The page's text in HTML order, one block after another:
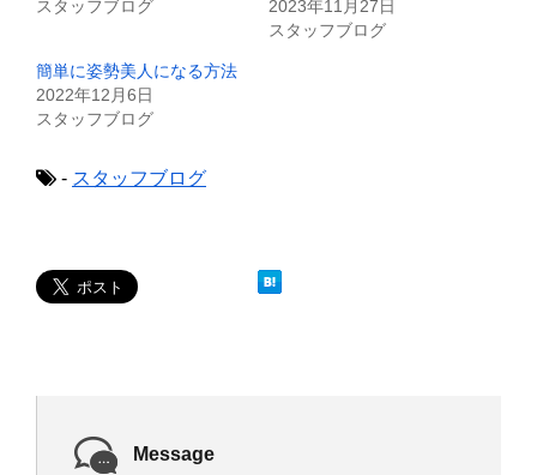
有
い
ウ
ィ
ン
ド
開
ク
し
て
く
だ
新
ド
ウ
で
スタッフブログ
2023年11月27日
スタッフブログ
簡単に姿勢美人になる方法
2022年12月6日
スタッフブログ
- スタッフブログ
Message